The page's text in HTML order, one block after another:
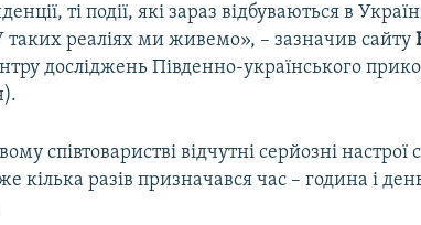
ті події, які зараз відбуваються в
реаліях ми живемо», – зазначив сайту
досліджень Південно-українського
співтоваристві відчутні серйозні настрої
кілька разів призначався час – година і